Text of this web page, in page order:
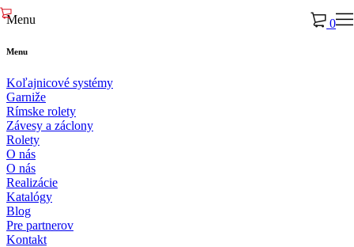
Menu
Menu
Koľajnicové systémy
Garniže
Rímske rolety
Závesy a záclony
Rolety
O nás
O nás
Realizácie
Katalógy
Blog
Pre partnerov
Kontakt
0